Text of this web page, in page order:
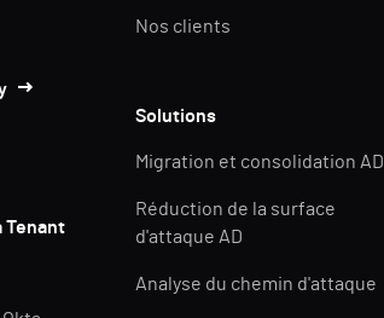
Tenant
Nos clients
Solutions
Migration et consolidation AD
Réduction de la surface
d'attaque AD
Analyse du chemin d'attaque